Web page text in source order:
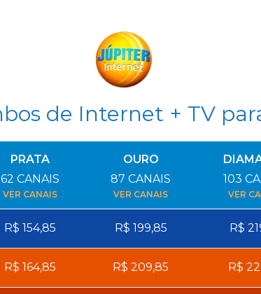
de Internet + TV
PRATA
62 CANAIS
VER CANAIS
OURO
87 CANAIS
VER CANAIS
103
VER
R$ 154,85 R$ 199,85 R$
R$ 164,85 R$ 209,85 R$